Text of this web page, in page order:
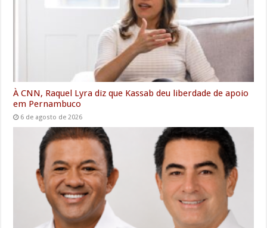
À CNN, Raquel Lyra diz que Kassab deu liberdade de apoio
em Pernambuco
6 de agosto de 2026